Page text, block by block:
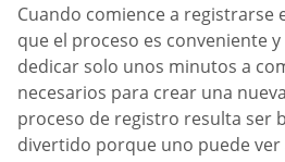
Cuando comience a registrarse
que el proceso es conveniente
dedicar solo unos minutos a
necesarios para crear una
proceso de registro resulta ser
divertido porque uno puede ver